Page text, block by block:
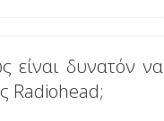
είναι δυνατόν να
Radiohead;